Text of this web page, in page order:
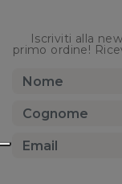
Iscriviti alla
primo ordine!